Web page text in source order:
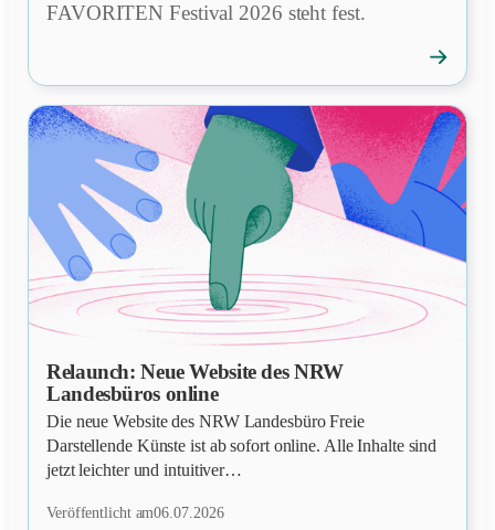
FAVORITEN Festival 2026 steht fest.
Festival:
→
NEWS
Relaunch: Neue Website des NRW
Landesbüros online
Die neue Website des NRW Landesbüro Freie
Darstellende Künste ist ab sofort online. Alle Inhalte sind
jetzt leichter und intuitiver…
Veröffentlicht am06.07.2026